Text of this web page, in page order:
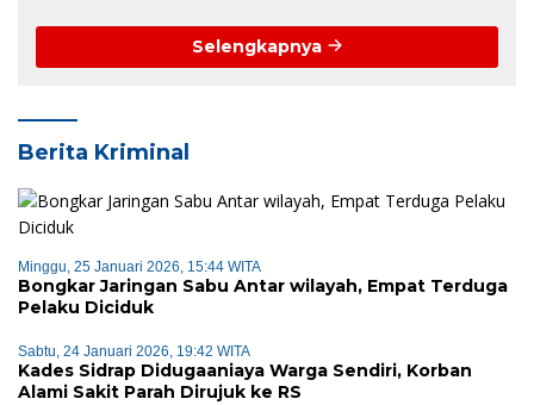
Dokumen Korban
Selengkapnya
Berita Kriminal
Minggu, 25 Januari 2026, 15:44 WITA
Bongkar Jaringan Sabu Antar wilayah, Empat Terduga
Pelaku Diciduk
Sabtu, 24 Januari 2026, 19:42 WITA
Kades Sidrap Didugaaniaya Warga Sendiri, Korban
Alami Sakit Parah Dirujuk ke RS